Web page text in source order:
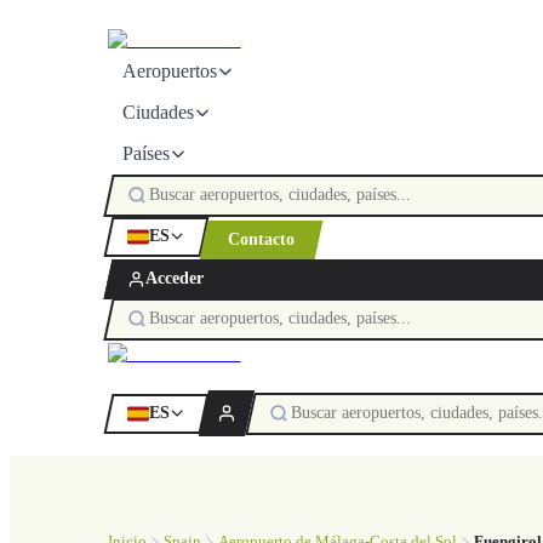
Aeropuertos
Ciudades
Países
ES Contacto
Acceder
ES